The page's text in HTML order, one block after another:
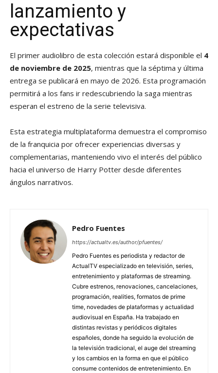
lanzamiento y
expectativas
El primer audiolibro de esta colección estará disponible el 4
de noviembre de 2025, mientras que la séptima y última
entrega se publicará en mayo de 2026. Esta programación
permitirá a los fans ir redescubriendo la saga mientras
esperan el estreno de la serie televisiva.
Esta estrategia multiplataforma demuestra el compromiso
de la franquicia por ofrecer experiencias diversas y
complementarias, manteniendo vivo el interés del público
hacia el universo de Harry Potter desde diferentes
ángulos narrativos.
Pedro Fuentes
https://actualtv.es/author/pfuentes/
Pedro Fuentes es periodista y redactor de
ActualTV especializado en televisión, series,
entretenimiento y plataformas de streaming.
Cubre estrenos, renovaciones, cancelaciones,
programación, realities, formatos de prime
time, novedades de plataformas y actualidad
audiovisual en España. Ha trabajado en
distintas revistas y periódicos digitales
españoles, donde ha seguido la evolución de
la televisión tradicional, el auge del streaming
y los cambios en la forma en que el público
consume contenidos de entretenimiento. En